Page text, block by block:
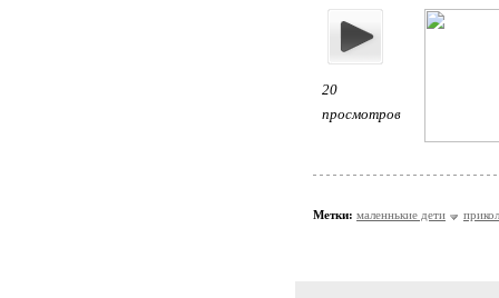
20
просмотров
Метки: маленнькие дети